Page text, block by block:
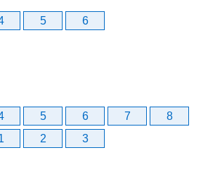
5 6
5 6 7
8
2 3